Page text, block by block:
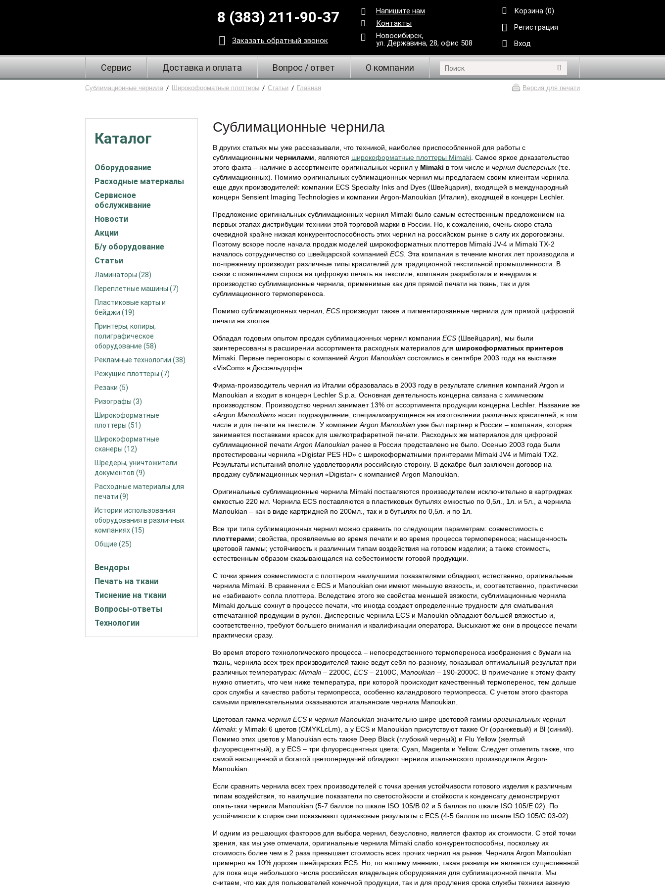
8 (383) 211-90-37
Заказать обратный звонок
Напишите нам
Контакты
Новосибирск,
ул. Державина, 28, офис 508
Корзина (0)
Регистрация
Вход
Сервис Доставка и оплата Вопрос / ответ О компании
Сублимационные чернила / Широкоформатные плоттеры / Статьи / Главная Версия для печати
Каталог
Оборудование
Расходные материалы
Сервисное
обслуживание
Новости
Акции
Б/у оборудование
Статьи
Ламинаторы (28)
Переплетные машины (7)
Пластиковые карты и
бейджи (19)
Принтеры, копиры,
полиграфическое
оборудование (58)
Рекламные технологии (38)
Режущие плоттеры (7)
Резаки (5)
Ризографы (3)
Широкоформатные
плоттеры (51)
Широкоформатные
сканеры (12)
Шредеры, уничтожители
документов (9)
Расходные материалы для
печати (9)
Истории использования
оборудования в различных
компаниях (15)
Общие (25)
Вендоры
Печать на ткани
Тиснение на ткани
Вопросы-ответы
Технологии
Сублимационные чернила
В других статьях мы уже рассказывали, что техникой, наиболее приспособленной для работы с
сублимационными чернилами , являются широкоформатные плоттеры Mimaki. Самое яркое доказательство
этого факта – наличие в ассортименте оригинальных чернил у Mimaki в том числе и чернил дисперсных(т.е.
сублимационных). Помимо оригинальных сублимационных чернил мы предлагаем своим клиентам чернила
еще двух производителей: компании ECS Specialty Inks and Dyes (Швейцария), входящей в международный
концерн Sensient Imaging Technologies и компании Argon-Manoukian (Италия), входящей в концерн Lechler.
Предложение оригинальных сублимационных чернил Mimaki было самым естественным предложением на
первых этапах дистрибуции техники этой торговой марки в России. Но, к сожалению, очень скоро стала
очевидной крайне низкая конкурентоспособность этих чернил на российском рынке в силу их дороговизны.
Поэтому вскоре после начала продаж моделей широкоформатных плоттеров Mimaki JV-4 и Mimaki TX-2
началось сотрудничество со швейцарской компанией ECS. Эта компания в течение многих лет производила и
по-прежнему производит различные типы красителей для традиционной текстильной промышленности. В
связи с появлением спроса на цифровую печать на текстиле, компания разработала и внедрила в
производство сублимационные чернила, применимые как для прямой печати на ткань, так и для
сублимационного термопереноса.
Помимо сублимационных чернил, ECSпроизводит также и пигментированные чернила для прямой цифровой
печати на хлопке.
Обладая годовым опытом продаж сублимационных чернил компании ECS(Швейцария), мы были
заинтересованы в расширении ассортимента расходных материалов для широкоформатных принтеров
Mimaki. Первые переговоры с компанией Argon Manoukianсостоялись в сентябре 2003 года на выставке
«VisCom» в Дюссельдорфе.
Фирма-производитель чернил из Италии образовалась в 2003 году в результате слияния компаний Argon и
Manoukian и входит в концерн Lechler S.p.a. Основная деятельность концерна связана с химическим
производством. Производство чернил занимает 13% от ассортимента продукции концерна Lechler. Название же
«Argon Manoukian» носит подразделение, специализирующееся на изготовлении различных красителей, в том
числе и для печати на текстиле. У компании Argon Manoukianуже был партнер в России – компания, которая
занимается поставками красок для шелкотрафаретной печати. Расходных же материалов для цифровой
сублимационной печати Argon Manoukianранее в России представлено не было. Осенью 2003 года были
протестированы чернила «Digistar PES HD» с широкоформатными принтерами Mimaki JV4 и Mimaki TX2.
Результаты испытаний вполне удовлетворили российскую сторону. В декабре был заключен договор на
продажу сублимационных чернил «Digistar» с компанией Argon Manoukian.
Оригинальные сублимационные чернила Mimaki поставляются производителем исключительно в картриджах
емкостью 220 мл. Чернила ECS поставляются в пластиковых бутылях емкостью по 0,5л., 1л. и 5л., а чернила
Manoukian – как в виде картриджей по 200мл., так и в бутылях по 0,5л. и по 1л.
Все три типа сублимационных чернил можно сравнить по следующим параметрам: совместимость с
плоттерами; свойства, проявляемые во время печати и во время процесса термопереноса; насыщенность
цветовой гаммы; устойчивость к различным типам воздействия на готовом изделии; а также стоимость,
естественным образом сказывающаяся на себестоимости готовой продукции.
С точки зрения совместимости с плоттером наилучшими показателями обладают, естественно, оригинальные
чернила Mimaki. В сравнении с ECS и Manoukian они имеют меньшую вязкость, и, соответственно, практически
не «забивают» сопла плоттера. Вследствие этого же свойства меньшей вязкости, сублимационные чернила
Mimaki дольше сохнут в процессе печати, что иногда создает определенные трудности для сматывания
отпечатанной продукции в рулон. Дисперсные чернила ECS и Manoukin обладают большей вязкостью и,
соответственно, требуют большего внимания и квалификации оператора. Высыхают же они в процессе печати
практически сразу.
Во время второго технологического процесса – непосредственного термопереноса изображения с бумаги на
ткань, чернила всех трех производителей также ведут себя по-разному, показывая оптимальный результат при
различных температурах: Mimaki– 2200C, ECS– 2100С, Manoukian– 190-2000С. В примечание к этому факту
нужно отметить, что чем ниже температура, при которой происходит качественный термоперенос, тем дольше
срок службы и качество работы термопресса, особенно каландрового термопресса. С учетом этого фактора
самыми привлекательными оказываются итальянские чернила Manoukian.
Цветовая гамма чернил ECSи чернил Manoukianзначительно шире цветовой гаммы оригинальных чернил
Mimaki: у Mimaki 6 цветов (CMYKLcLm), а у ECS и Manoukian присутствуют также Or (оранжевый) и Bl (синий).
Помимо этих цветов у Manoukian есть также Deep Black (глубокий черный) и Flu Yellow (желтый
флуоресцентный), а у ECS – три флуоресцентных цвета: Cyan, Magenta и Yellow. Следует отметить также, что
самой насыщенной и богатой цветопередачей обладают чернила итальянского производителя Argon-
Manoukian.
Если сравнить чернила всех трех производителей с точки зрения устойчивости готового изделия к различным
типам воздействия, то наилучшие показатели по светостойкости и стойкости к конденсату демонстрируют
опять-таки чернила Manoukian (5-7 баллов по шкале ISO 105/В 02 и 5 баллов по шкале ISO 105/Е 02). По
устойчивости к стирке они показывают одинаковые результаты с ECS (4-5 баллов по шкале ISO 105/С 03-02).
И одним из решающих факторов для выбора чернил, безусловно, является фактор их стоимости. С этой точки
зрения, как мы уже отмечали, оригинальные чернила Mimaki слабо конкурентоспособны, поскольку их
стоимость более чем в 2 раза превышает стоимость всех прочих чернил на рынке. Чернила Argon Manoukian
примерно на 10% дороже швейцарских ECS. Но, по нашему мнению, такая разница не является существенной
для пока еще небольшого числа российских владельцев оборудования для сублимационной печати. Мы
считаем, что как для пользователей конечной продукции, так и для продления срока службы техники важную